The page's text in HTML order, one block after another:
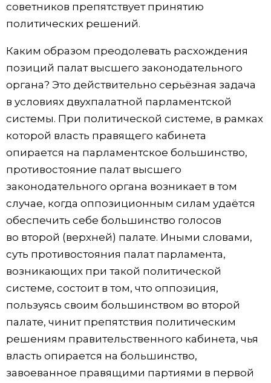
советников препятствует принятию
политических решений.
Каким образом преодолевать расхождения
позиций палат высшего законодательного
органа? Это действительно серьёзная задача
в условиях двухпалатной парламентской
системы. При политической системе, в рамках
которой власть правящего кабинета
опирается на парламентское большинство,
противостояние палат высшего
законодательного органа возникает в том
случае, когда оппозиционным силам удаётся
обеспечить себе большинство голосов
во второй (верхней) палате. Иными словами,
суть противостояния палат парламента,
возникающих при такой политической
системе, состоит в том, что оппозиция,
пользуясь своим большинством во второй
палате, чинит препятствия политическим
решениям правительственного кабинета, чья
власть опирается на большинство,
завоеванное правящими партиями в первой